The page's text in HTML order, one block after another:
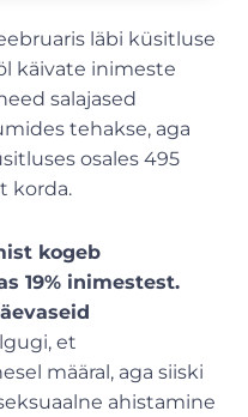
läbi küsitluse
käivate inimeste
salajased
tehakse, aga
osales 495
korda.
kogeb
19% inimestest.
et
määral, aga siiski
ahistamine